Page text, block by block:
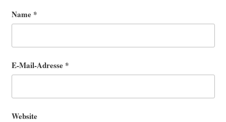
Name *
E-Mail-Adresse *
Website